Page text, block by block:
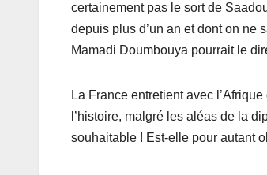
certainement pas le sort de
depuis plus d’un an et dont on ne
Mamadi Doumbouya pourrait le
La France entretient avec
l’histoire, malgré les aléas de la
souhaitable ! Est-elle pour autant